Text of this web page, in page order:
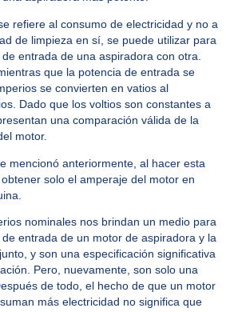
refiere al consumo de electricidad y no a
de limpieza en sí, se puede utilizar para
entrada de una aspiradora con otra.
que la potencia de entrada se
se convierten en vatios al
Dado que los voltios son constantes a
una comparación válida de la
motor.
mencionó anteriormente, al hacer esta
solo el amperaje del motor en
nominales nos brindan un medio para
entrada de un motor de aspiradora y la
y son una especificación significativa
Pero, nuevamente, son solo una
de todo, el hecho de que un motor
más electricidad no significa que